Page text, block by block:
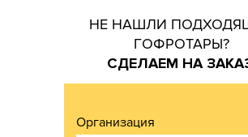
НЕ НАШЛИ
ГОФРОТАРЫ?
СДЕЛАЕМ НА
Организация